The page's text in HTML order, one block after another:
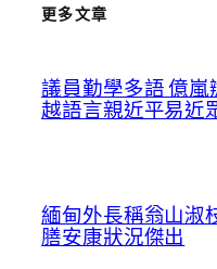
更多文章
議員勤學多語 億
越語言親近平易近
緬甸外長稱翁山淑
膳安康狀況傑出